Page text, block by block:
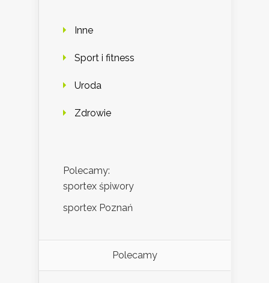
Inne
Sport i fitness
Uroda
Zdrowie
Polecamy:
sportex śpiwory
sportex Poznań
Polecamy